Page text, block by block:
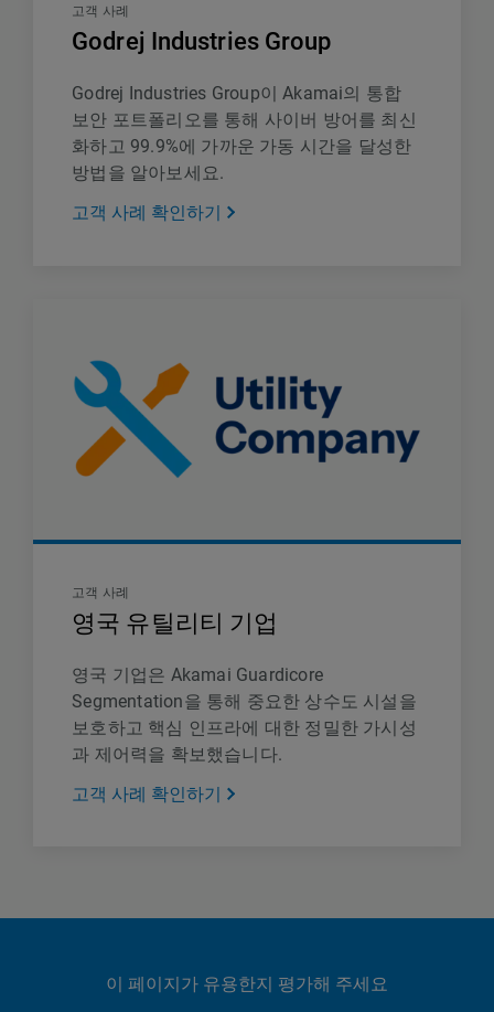
고객 사례
Godrej Industries Group
Godrej Industries Group이 Akamai의 통합
보안 포트폴리오를 통해 사이버 방어를 최신
화하고 99.9%에 가까운 가동 시간을 달성한
방법을 알아보세요.
고객 사례 확인하기
고객 사례
영국 유틸리티 기업
영국 기업은 Akamai Guardicore
Segmentation을 통해 중요한 상수도 시설을
보호하고 핵심 인프라에 대한 정밀한 가시성
과 제어력을 확보했습니다.
고객 사례 확인하기
이 페이지가 유용한지 평가해 주세요